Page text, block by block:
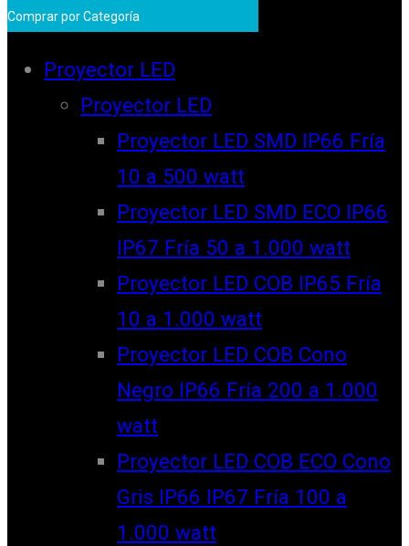
Comprar por Categoría
Proyector LED
Proyector LED
Proyector LED SMD IP66 Fría
10 a 500 watt
Proyector LED SMD ECO IP66
IP67 Fría 50 a 1.000 watt
Proyector LED COB IP65 Fría
10 a 1.000 watt
Proyector LED COB Cono
Negro IP66 Fría 200 a 1.000
watt
Proyector LED COB ECO Cono
Gris IP66 IP67 Fría 100 a
1.000 watt